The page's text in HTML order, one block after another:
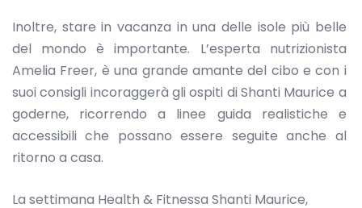
Inoltre, stare in vacanza in una delle isole più belle
del mondo è importante. L’esperta nutrizionista
Amelia Freer, è una grande amante del cibo e con i
suoi consigli incoraggerà gli ospiti di Shanti Maurice a
goderne, ricorrendo a linee guida realistiche e
accessibili che possano essere seguite anche al
ritorno a casa.
La settimana Health & Fitnessa Shanti Maurice,